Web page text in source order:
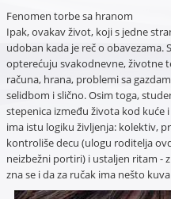
Fenomen torbe sa hranom
Ipak, ovakav život, koji s jedne
udoban kada je reč o
opterećuju svakodnevne, životne
računa, hrana, problemi sa
selidbom i slično. Osim toga,
stepenica između života kod kuće
ima istu logiku življenja: kolektiv,
kontroliše decu (ulogu roditelja
neizbežni portiri) i ustaljen ritam -
zna se i da za ručak ima nešto